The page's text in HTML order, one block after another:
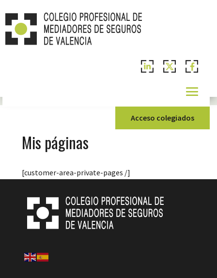
Acceso colegiados
Mis páginas
[customer-area-private-pages /]